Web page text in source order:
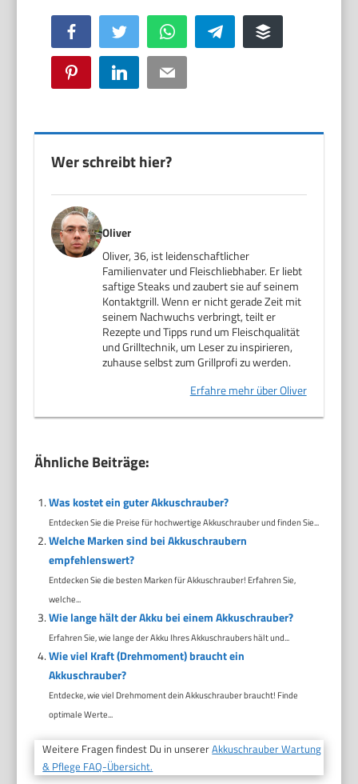
Facebook Twitter WhatsApp Telegram Buffer
Pinterest LinkedIn Email
Wer schreibt hier?
Oliver
Oliver, 36, ist leidenschaftlicher
Familienvater und Fleischliebhaber. Er liebt
saftige Steaks und zaubert sie auf seinem
Kontaktgrill. Wenn er nicht gerade Zeit mit
seinem Nachwuchs verbringt, teilt er
Rezepte und Tipps rund um Fleischqualität
und Grilltechnik, um Leser zu inspirieren,
zuhause selbst zum Grillprofi zu werden.
Erfahre mehr über Oliver
Ähnliche Beiträge:
Was kostet ein guter Akkuschrauber?
Entdecken Sie die Preise für hochwertige Akkuschrauber und finden Sie...
Welche Marken sind bei Akkuschraubern
empfehlenswert?
Entdecken Sie die besten Marken für Akkuschrauber! Erfahren Sie,
welche...
Wie lange hält der Akku bei einem Akkuschrauber?
Erfahren Sie, wie lange der Akku Ihres Akkuschraubers hält und...
Wie viel Kraft (Drehmoment) braucht ein
Akkuschrauber?
Entdecke, wie viel Drehmoment dein Akkuschrauber braucht! Finde
optimale Werte...
Weitere Fragen findest Du in unsererAkkuschrauber Wartung
& Pflege FAQ-Übersicht.